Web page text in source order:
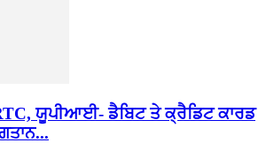
ਯੂਪੀਆਈ- ਡੈਬਿਟ ਤੇ ਕ੍ਰੈਡਿਟ ਕਾਰਡ